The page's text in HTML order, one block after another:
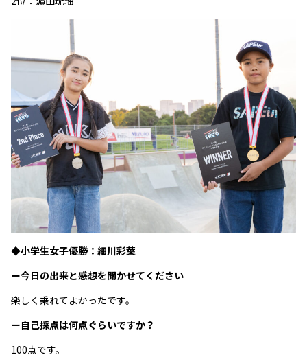
◆小学生女子優勝：細川彩葉
ー今日の出来と感想を聞かせてください
楽しく乗れてよかったです。
ー自己採点は何点ぐらいですか？
100点です。